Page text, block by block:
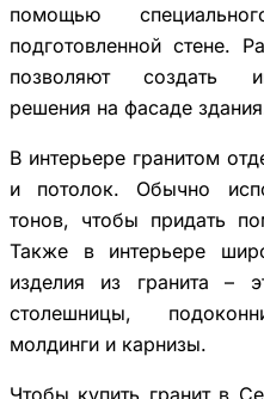
помощью
подготовленной стене.
позволяют создать
решения на фасаде
В интерьере гранитом
и потолок. Обычно
тонов, чтобы придать
Также в интерьере
изделия из гранита –
столешницы,
молдинги и карнизы.
Чтобы купить гранит в